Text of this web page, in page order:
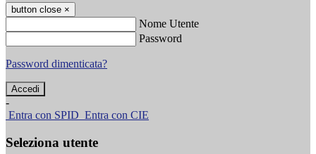
button close ×
Nome Utente
Password
Password dimenticata?
-
Entra con SPID Entra con CIE
Seleziona utente